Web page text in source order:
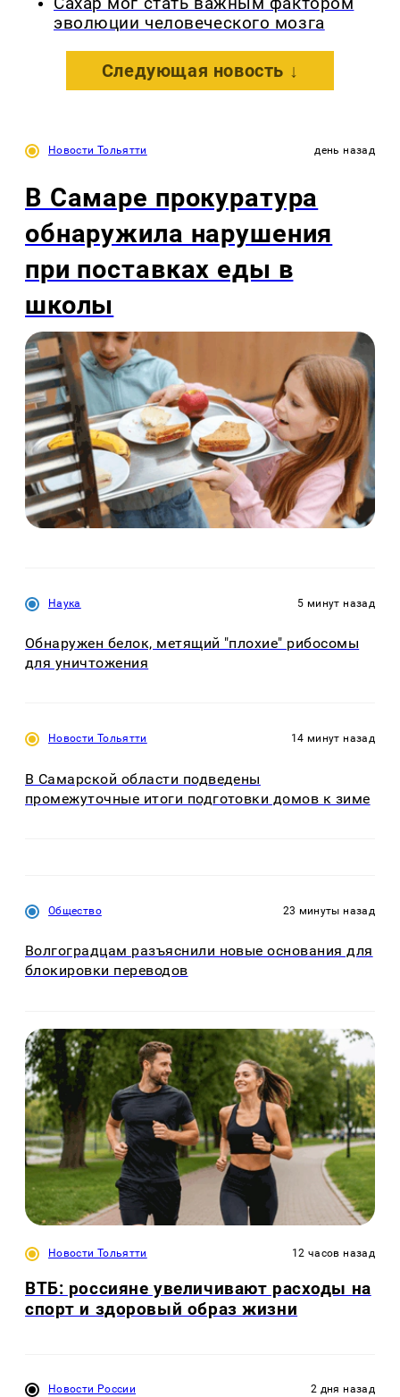
эволюции человеческого мозга
Следующая новость ↓
Новости Тольятти день назад
В Самаре прокуратура
обнаружила нарушения
при поставках еды в
школы
Наука 5 минут назад
Обнаружен белок, метящий "плохие" рибосомы
для уничтожения
Новости Тольятти 14 минут назад
В Самарской области подведены
промежуточные итоги подготовки домов к зиме
Общество 23 минуты назад
Волгоградцам разъяснили новые основания для
блокировки переводов
Новости Тольятти 12 часов назад
ВТБ: россияне увеличивают расходы на
спорт и здоровый образ жизни
Новости России 2 дня назад